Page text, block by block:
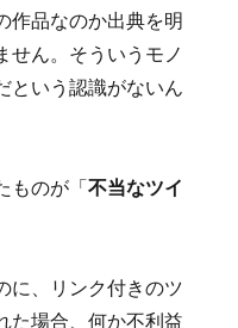
作品なのか出典を明
せん。そういうモノ
という認識がないん
ものが「不当なツイ
に、リンク付きのツ
た場合、何か不利益